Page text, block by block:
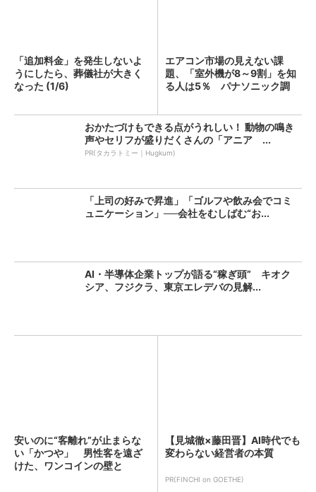
「追加料金」を発生しないよ
うにしたら、葬儀社が大きく
なった (1/6)
エアコン市場の見えない課
題、「室外機が8～9割」を知
る人は5％ パナソニック調
おかたづけもできる点がうれしい！ 動物の鳴き
声やセリフが盛りだくさんの「アニア ...
PR(タカラトミー｜Hugkum)
「上司の好みで昇進」「ゴルフや飲み会でコミ
ュニケーション」──会社をむしばむ“お...
AI・半導体企業トップが語る“稼ぎ頭” キオク
シア、フジクラ、東京エレデバの見解...
安いのに“客離れ”が止まらな
い「かつや」 男性客を遠ざ
けた、ワンコインの壁と
【見城徹×藤田晋】AI時代でも
変わらない経営者の本質
PR(FINCHI on GOETHE)